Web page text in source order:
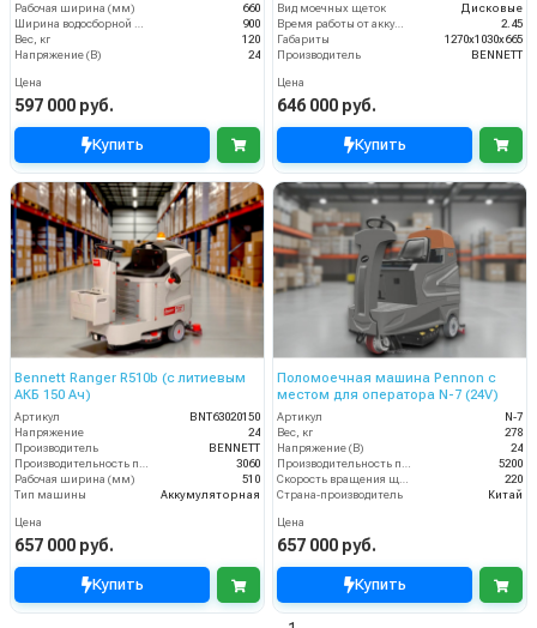
Рабочая ширина (мм)
660
900
Вес, кг
120
Напряжение (В)
24
Цена
597 000 руб.
Купить
Вид моечных щеток
Дисковые
Время работы от аккумуляторов (ч)
2.45
Габариты
1270х1030х665
Производитель
BENNETT
Цена
646 000 руб.
Купить
Bennett Ranger R510b (с литиевым
АКБ 150 Ач)
Артикул
BNT63020150
Напряжение
24
Производитель
BENNETT
Производительность по площади
3060
Рабочая ширина (мм)
510
Тип машины
Аккумуляторная
Цена
657 000 руб.
Купить
Поломоечная машина Pennon с
местом для оператора N-7 (24V)
Артикул
N-7
Вес, кг
278
Напряжение (В)
24
Производительность по площади (м2/ч)
5200
Скорость вращения щётки (об/мин)
220
Страна-производитель
Китай
Цена
657 000 руб.
Купить